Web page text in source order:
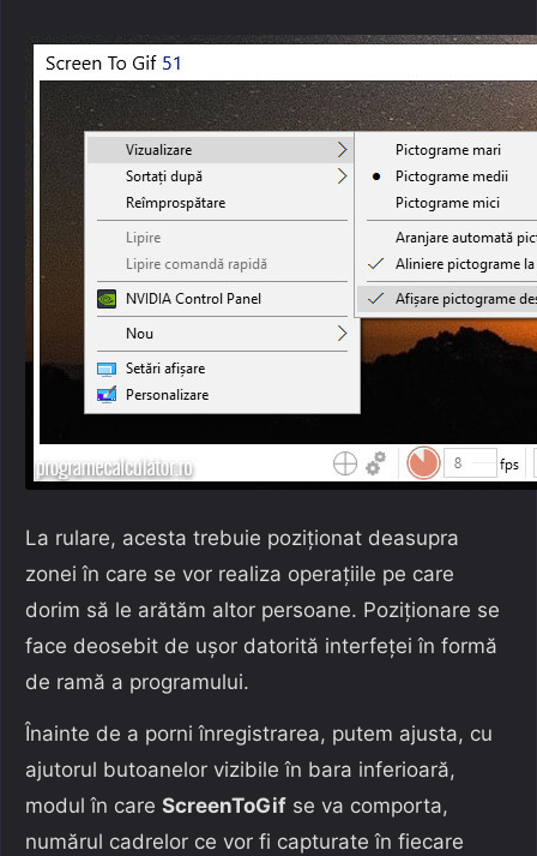
La rulare, acesta trebuie poziționat deasupra
zonei în care se vor realiza operațiile pe care
dorim să le arătăm altor persoane. Poziționare se
face deosebit de ușor datorită interfeței în formă
de ramă a programului.
Înainte de a porni înregistrarea, putem ajusta, cu
ajutorul butoanelor vizibile în bara inferioară,
modul în care ScreenToGif se va comporta,
numărul cadrelor ce vor fi capturate în fiecare